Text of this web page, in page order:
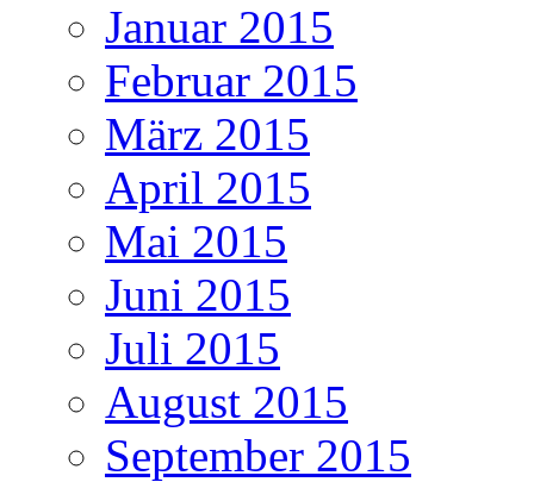
Januar 2015
Februar 2015
März 2015
April 2015
Mai 2015
Juni 2015
Juli 2015
August 2015
September 2015